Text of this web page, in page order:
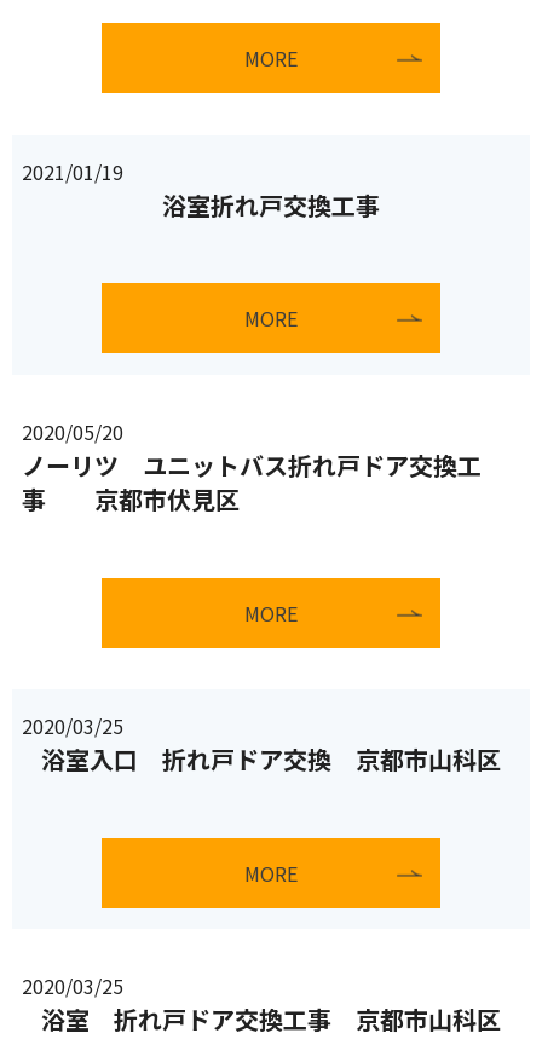
MORE
2021/01/19
浴室折れ戸交換工事
MORE
2020/05/20
ノーリツ ユニットバス折れ戸ドア交換工
事 京都市伏見区
MORE
2020/03/25
浴室入口 折れ戸ドア交換 京都市山科区
MORE
2020/03/25
浴室 折れ戸ドア交換工事 京都市山科区